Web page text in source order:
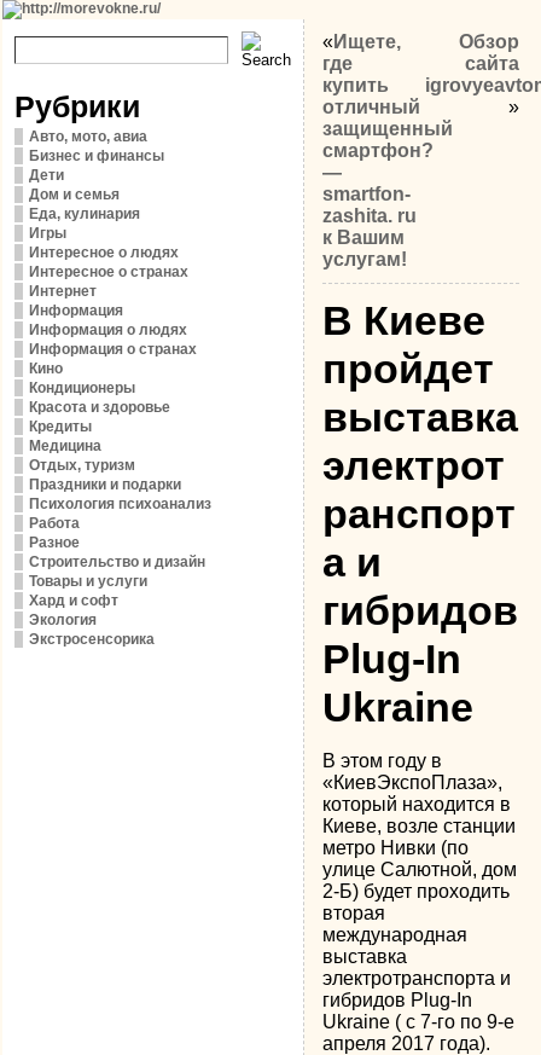
Рубрики
Авто, мото, авиа
Бизнес и финансы
Дети
Дом и семья
Еда, кулинария
Игры
Интересное о людях
Интересное о странах
Интернет
Информация
Информация о людях
Информация о странах
Кино
Кондиционеры
Красота и здоровье
Кредиты
Медицина
Отдых, туризм
Праздники и подарки
Психология психоанализ
Работа
Разное
Строительство и дизайн
Товары и услуги
Хард и софт
Экология
Экстросенсорика
«Ищете,
где
купить
отличный
защищенный
смартфон?
—
smartfon-
zashita. ru
к Вашим
услугам!
Обзор
сайта
»
В Киеве
пройдет
выставка
электрот
ранспорт
а и
гибридов
Plug-In
Ukraine
В этом году в
«КиевЭкспоПлаза»,
который находится в
Киеве, возле станции
метро Нивки (по
улице Салютной, дом
2-Б) будет проходить
вторая
международная
выставка
электротранспорта и
гибридов Plug-In
Ukraine ( с 7-го по 9-е
апреля 2017 года).